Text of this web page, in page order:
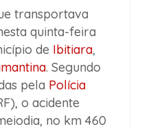
transportava
quinta-feira
de Ibitiara,
. Segundo
pela Polícia
o acidente
no km 460